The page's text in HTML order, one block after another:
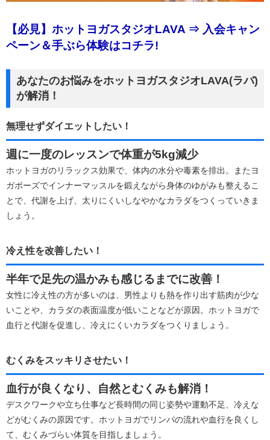
【必見】ホットヨガスタジオLAVA ⇒ 入会キャン
ペーン＆手ぶら体験はコチラ!
あなたのお悩みをホットヨガスタジオLAVA(ラバ)
が解消！
無理せずダイエットしたい！
週に一度のレッスンで体重が5kg減少
ホットヨガのリラックス効果で、体内の水分や毒素を排出。またヨ
ガポーズでインナーマッスルを鍛えながら身体のゆがみも整えるこ
とで、代謝を上げ、太りにくいしなやかなカラダをつくっていきま
しょう。
冷え性を改善したい！
半年で足先の温かみも感じるまでに改善！
女性に冷え性の方が多いのは、男性よりも熱を作り出す筋肉が少な
いことや、カラダの表面温度が低いことなどが原因。ホットヨガで
血行と代謝を促進し、冷えにくいカラダをつくりましょう。
むくみをスッキリさせたい！
血行が良くなり、自然とむくみも解消！
デスクワークや立ち仕事など長時間の同じ姿勢や運動不足、冷えな
どがむくみの原因です。ホットヨガでリンパの流れや血行を良くし
て、むくみづらい体質を目指しましょう。